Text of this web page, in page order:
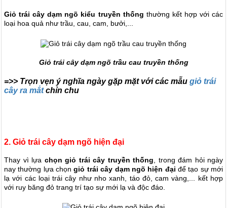
Giỏ trái cây dạm ngõ kiểu truyền thống thường kết hợp với các
loại hoa quả như trầu, cau, cam, bưởi,...
Giỏ trái cây dạm ngõ trầu cau truyền thống
=>> Trọn vẹn ý nghĩa ngày gặp mặt với các mẫu giỏ trái
cây ra mắtchỉn chu
2. Giỏ trái cây dạm ngõ hiện đại
Thay vì lựa chọn giỏ trái cây truyền thống , trong đám hỏi ngày
nay thường lựa chọngiỏ trái cây dạm ngõ hiện đại để tạo sự mới
lạ với các loại trái cây như nho xanh, táo đỏ, cam vàng,... kết hợp
với ruy băng đỏ trang trí tạo sự mới lạ và độc đáo.